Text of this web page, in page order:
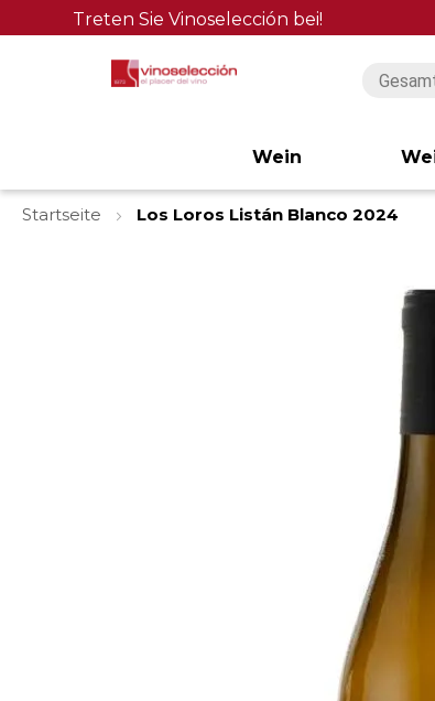
Treten Sie Vinoselección bei!
Wein
Startseite
Los Loros Listán Blanco 2024